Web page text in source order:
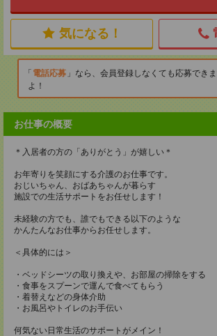
気になる！
電話応募
なら、会員登録しなくても応募でき
よ！
お仕事の概要
＊入居者の方の「ありがとう」が嬉しい＊
お年寄りを笑顔にする介護のお仕事です。
おじいちゃん、おばあちゃんが暮らす
施設での生活サポートをお任せします！
未経験の方でも、誰でもできる以下のような
かんたんなお仕事からお任せします。
＜具体的には＞
・ベッドシーツの取り換えや、お部屋の掃除をする
・食事をスプーンで運んで食べてもらう
・着替えなどの身体介助
・お風呂やトイレのお手伝い
何気ない日常生活のサポートがメイン！